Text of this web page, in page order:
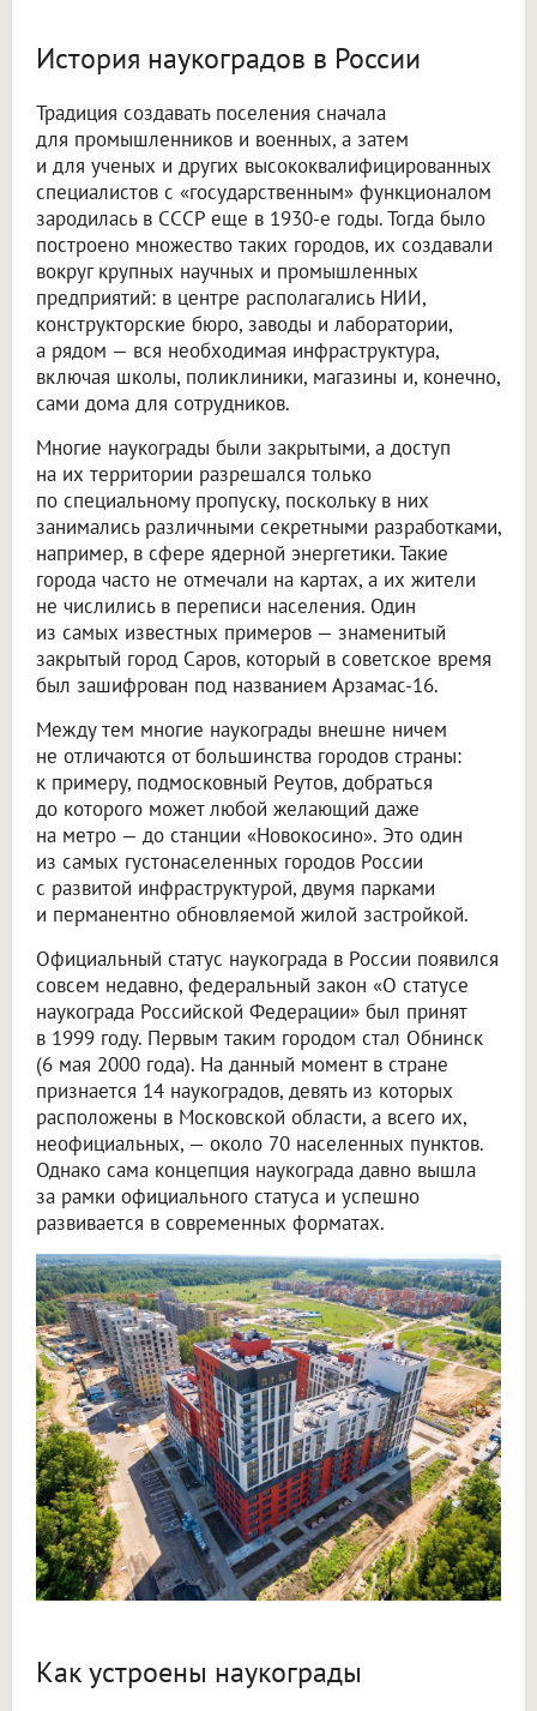
История наукоградов в России
Традиция создавать поселения сначала
для промышленников и военных, а затем
и для ученых и других высококвалифицированных
специалистов с «государственным» функционалом
зародилась в СССР еще в 1930-е годы. Тогда было
построено множество таких городов, их создавали
вокруг крупных научных и промышленных
предприятий: в центре располагались НИИ,
конструкторские бюро, заводы и лаборатории,
а рядом — вся необходимая инфраструктура,
включая школы, поликлиники, магазины и, конечно,
сами дома для сотрудников.
Многие наукограды были закрытыми, а доступ
на их территории разрешался только
по специальному пропуску, поскольку в них
занимались различными секретными разработками,
например, в сфере ядерной энергетики. Такие
города часто не отмечали на картах, а их жители
не числились в переписи населения. Один
из самых известных примеров — знаменитый
закрытый город Саров, который в советское время
был зашифрован под названием Арзамас-16.
Между тем многие наукограды внешне ничем
не отличаются от большинства городов страны:
к примеру, подмосковный Реутов, добраться
до которого может любой желающий даже
на метро — до станции «Новокосино». Это один
из самых густонаселенных городов России
с развитой инфраструктурой, двумя парками
и перманентно обновляемой жилой застройкой.
Официальный статус наукограда в России появился
совсем недавно, федеральный закон «О статусе
наукограда Российской Федерации» был принят
в 1999 году. Первым таким городом стал Обнинск
(6 мая 2000 года). На данный момент в стране
признается 14 наукоградов, девять из которых
расположены в Московской области, а всего их,
неофициальных, — около 70 населенных пунктов.
Однако сама концепция наукограда давно вышла
за рамки официального статуса и успешно
развивается в современных форматах.
Как устроены наукограды